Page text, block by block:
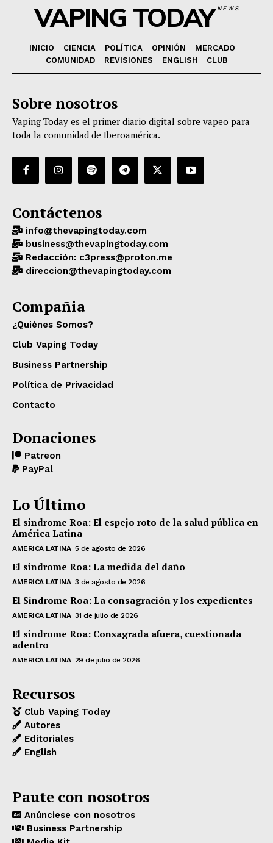
VAPING TODAYNEWS
INICIO CIENCIA POLÍTICA OPINIÓN
MERCADO
COMUNIDAD
REVISIONES ENGLISH CLUB
Sobre nosotros
Vaping Today es el primer diario digital sobre vapeo para
toda la comunidad de Iberoamérica.
Contáctenos
info@thevapingtoday.com
business@thevapingtoday.com
Redacción: c3press@proton.me
direccion@thevapingtoday.com
Compañia
¿Quiénes Somos?
Club Vaping Today
Business Partnership
Política de Privacidad
Contacto
Donaciones
Patreon
PayPal
Lo Último
El síndrome Roa: El espejo roto de la salud pública en
América Latina
AMERICA LATINA 5 de agosto de 2026
El síndrome Roa: La medida del daño
AMERICA LATINA 3 de agosto de 2026
El Síndrome Roa: La consagración y los expedientes
AMERICA LATINA 31 de julio de 2026
El síndrome Roa: Consagrada afuera, cuestionada
adentro
AMERICA LATINA 29 de julio de 2026
Recursos
Club Vaping Today
Autores
Editoriales
English
Paute con nosotros
Anúnciese con nosotros
Business Partnership